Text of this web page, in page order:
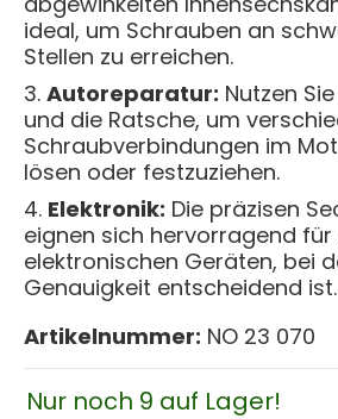
ideal, um Schrauben an
Stellen zu erreichen.
Autoreparatur: Nutzen
und die Ratsche, um
Schraubverbindungen im
lösen oder festzuziehen.
Elektronik: Die präzisen
eignen sich hervorragend
elektronischen Geräten, bei
Genauigkeit entscheidend ist.
Artikelnummer: NO 23 070
Nur noch 9 auf Lager!